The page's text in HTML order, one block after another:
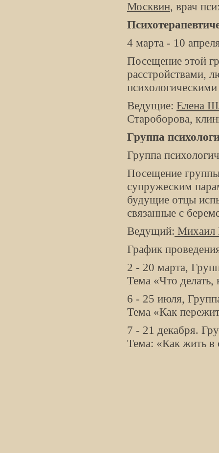
Москвин, врач
4 марта - 10
Посещение этой
расстройствами,
Ведущие: Елена
Староборова,
Группа
Группа
Посещение
супружеским
будущие отцы
связанные с
Ведущий: Михаил
График
2 - 20 марта,
Тема «Что делать,
6 - 25 июля,
Тема «Как
7 - 21 декабря.
Тема: «Как жить в